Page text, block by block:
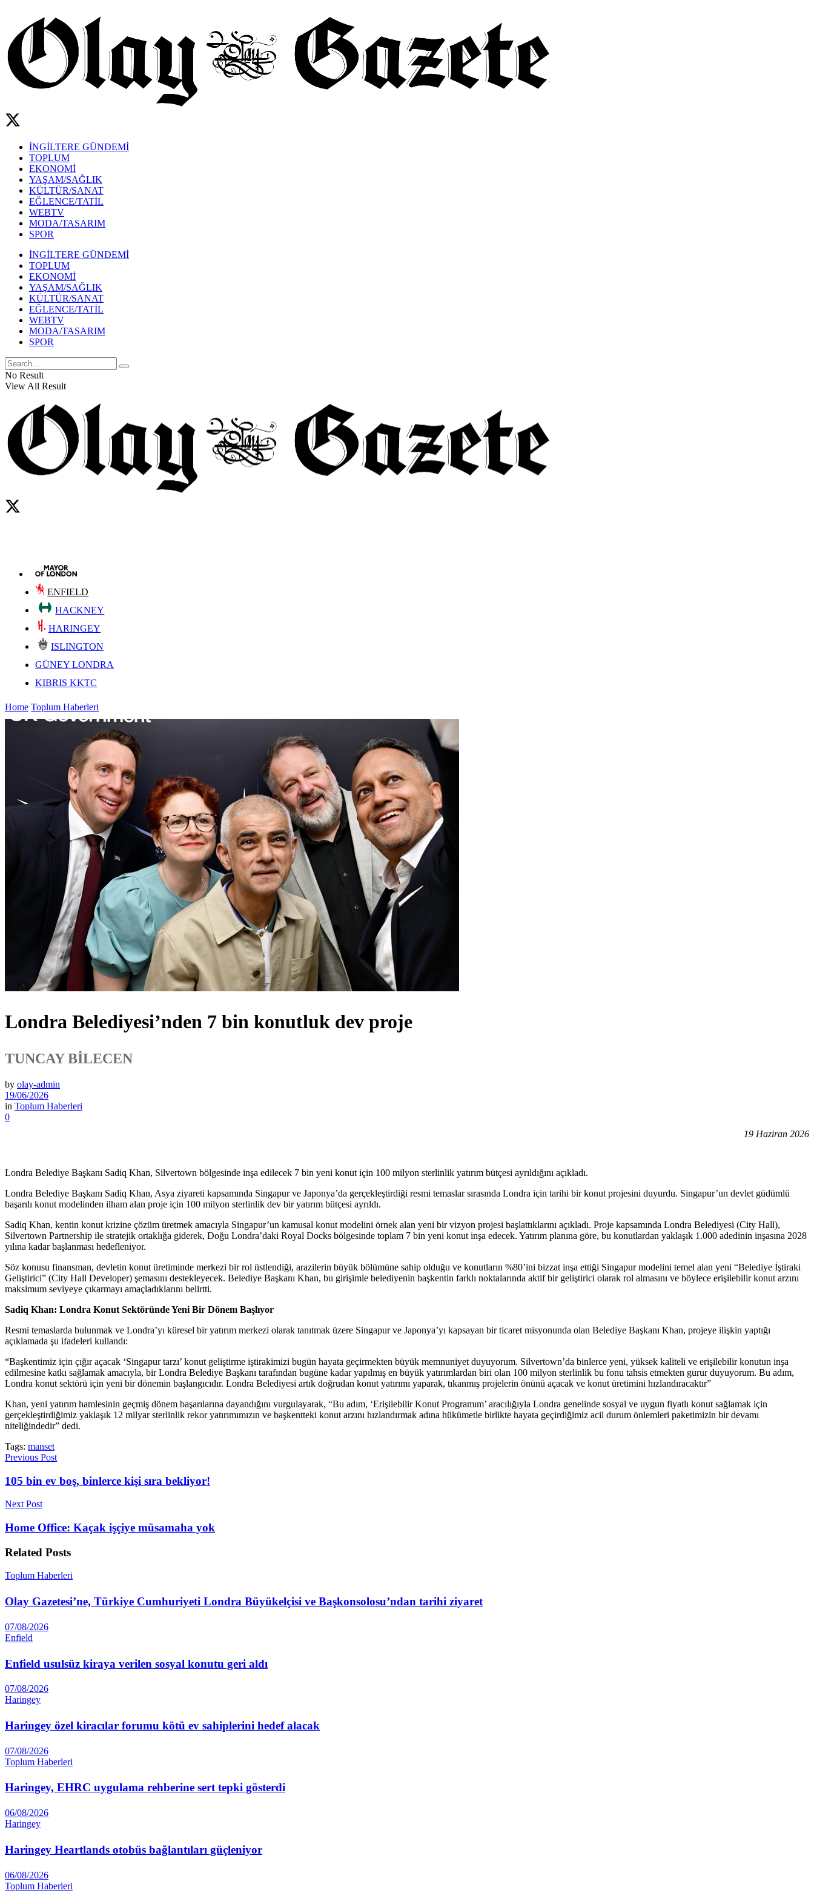
İNGİLTERE GÜNDEMİ
TOPLUM
EKONOMİ
YAŞAM/SAĞLIK
KÜLTÜR/SANAT
EĞLENCE/TATİL
WEBTV
MODA/TASARIM
SPOR
İNGİLTERE GÜNDEMİ
TOPLUM
EKONOMİ
YAŞAM/SAĞLIK
KÜLTÜR/SANAT
EĞLENCE/TATİL
WEBTV
MODA/TASARIM
SPOR
No Result
View All Result
ENFIELD
HACKNEY
HARINGEY
ISLINGTON
GÜNEY LONDRA
KIBRIS KKTC
Home Toplum Haberleri
Londra Belediyesi’nden 7 bin konutluk dev proje
TUNCAY BİLECEN
by olay-admin
19/06/2026
in Toplum Haberleri
0
19 Haziran 2026
Londra Belediye Başkanı Sadiq Khan, Silvertown bölgesinde inşa edilecek 7 bin yeni konut için 100 milyon sterlinlik yatırım bütçesi ayrıldığını açıkladı.
Londra Belediye Başkanı Sadiq Khan, Asya ziyareti kapsamında Singapur ve Japonya’da gerçekleştirdiği resmi temaslar sırasında Londra için tarihi bir konut projesini duyurdu. Singapur’un devlet güdümlü
başarılı konut modelinden ilham alan proje için 100 milyon sterlinlik dev bir yatırım bütçesi ayrıldı.
Sadiq Khan, kentin konut krizine çözüm üretmek amacıyla Singapur’un kamusal konut modelini örnek alan yeni bir vizyon projesi başlattıklarını açıkladı. Proje kapsamında Londra Belediyesi (City Hall),
Silvertown Partnership ile stratejik ortaklığa giderek, Doğu Londra’daki Royal Docks bölgesinde toplam 7 bin yeni konut inşa edecek. Yatırım planına göre, bu konutlardan yaklaşık 1.000 adedinin inşasına 2028
yılına kadar başlanması hedefleniyor.
Söz konusu finansman, devletin konut üretiminde merkezi bir rol üstlendiği, arazilerin büyük bölümüne sahip olduğu ve konutların %80’ini bizzat inşa ettiği Singapur modelini temel alan yeni “Belediye İştiraki
Geliştirici” (City Hall Developer) şemasını destekleyecek. Belediye Başkanı Khan, bu girişimle belediyenin başkentin farklı noktalarında aktif bir geliştirici olarak rol almasını ve böylece erişilebilir konut arzını
maksimum seviyeye çıkarmayı amaçladıklarını belirtti.
Sadiq Khan: Londra Konut Sektöründe Yeni Bir Dönem Başlıyor
Resmi temaslarda bulunmak ve Londra’yı küresel bir yatırım merkezi olarak tanıtmak üzere Singapur ve Japonya’yı kapsayan bir ticaret misyonunda olan Belediye Başkanı Khan, projeye ilişkin yaptığı
açıklamada şu ifadeleri kullandı:
“Başkentimiz için çığır açacak ‘Singapur tarzı’ konut geliştirme iştirakimizi bugün hayata geçirmekten büyük memnuniyet duyuyorum. Silvertown’da binlerce yeni, yüksek kaliteli ve erişilebilir konutun inşa
edilmesine katkı sağlamak amacıyla, bir Londra Belediye Başkanı tarafından bugüne kadar yapılmış en büyük yatırımlardan biri olan 100 milyon sterlinlik bu fonu tahsis etmekten gurur duyuyorum. Bu adım,
Londra konut sektörü için yeni bir dönemin başlangıcıdır. Londra Belediyesi artık doğrudan konut yatırımı yaparak, tıkanmış projelerin önünü açacak ve konut üretimini hızlandıracaktır”
Khan, yeni yatırım hamlesinin geçmiş dönem başarılarına dayandığını vurgulayarak, “Bu adım, ‘Erişilebilir Konut Programım’ aracılığıyla Londra genelinde sosyal ve uygun fiyatlı konut sağlamak için
gerçekleştirdiğimiz yaklaşık 12 milyar sterlinlik rekor yatırımımızın ve başkentteki konut arzını hızlandırmak adına hükümetle birlikte hayata geçirdiğimiz acil durum önlemleri paketimizin bir devamı
niteliğindedir” dedi.
Tags: manset
Previous Post
105 bin ev boş, binlerce kişi sıra bekliyor!
Next Post
Home Office: Kaçak işçiye müsamaha yok
Related Posts
Toplum Haberleri
Olay Gazetesi’ne, Türkiye Cumhuriyeti Londra Büyükelçisi ve Başkonsolosu’ndan tarihi ziyaret
07/08/2026
Enfield
Enfield usulsüz kiraya verilen sosyal konutu geri aldı
07/08/2026
Haringey
Haringey özel kiracılar forumu kötü ev sahiplerini hedef alacak
07/08/2026
Toplum Haberleri
Haringey, EHRC uygulama rehberine sert tepki gösterdi
06/08/2026
Haringey
Haringey Heartlands otobüs bağlantıları güçleniyor
06/08/2026
Toplum Haberleri